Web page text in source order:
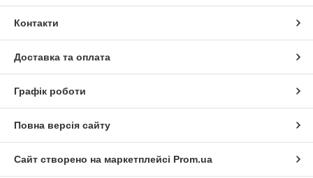
Контакти
Доставка та оплата
Графік роботи
Повна версія сайту
Сайт створено на маркетплейсі Prom.ua